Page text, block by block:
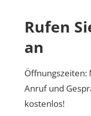
Rufen
an
Öffnungszeiten:
Anruf und
kostenlos!